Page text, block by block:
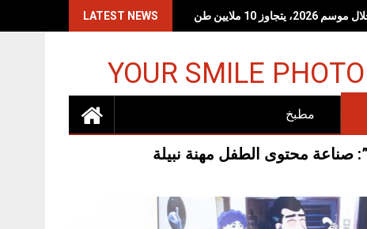
LATEST NEWS
YOUR SMILE PHOTO
مطبخ